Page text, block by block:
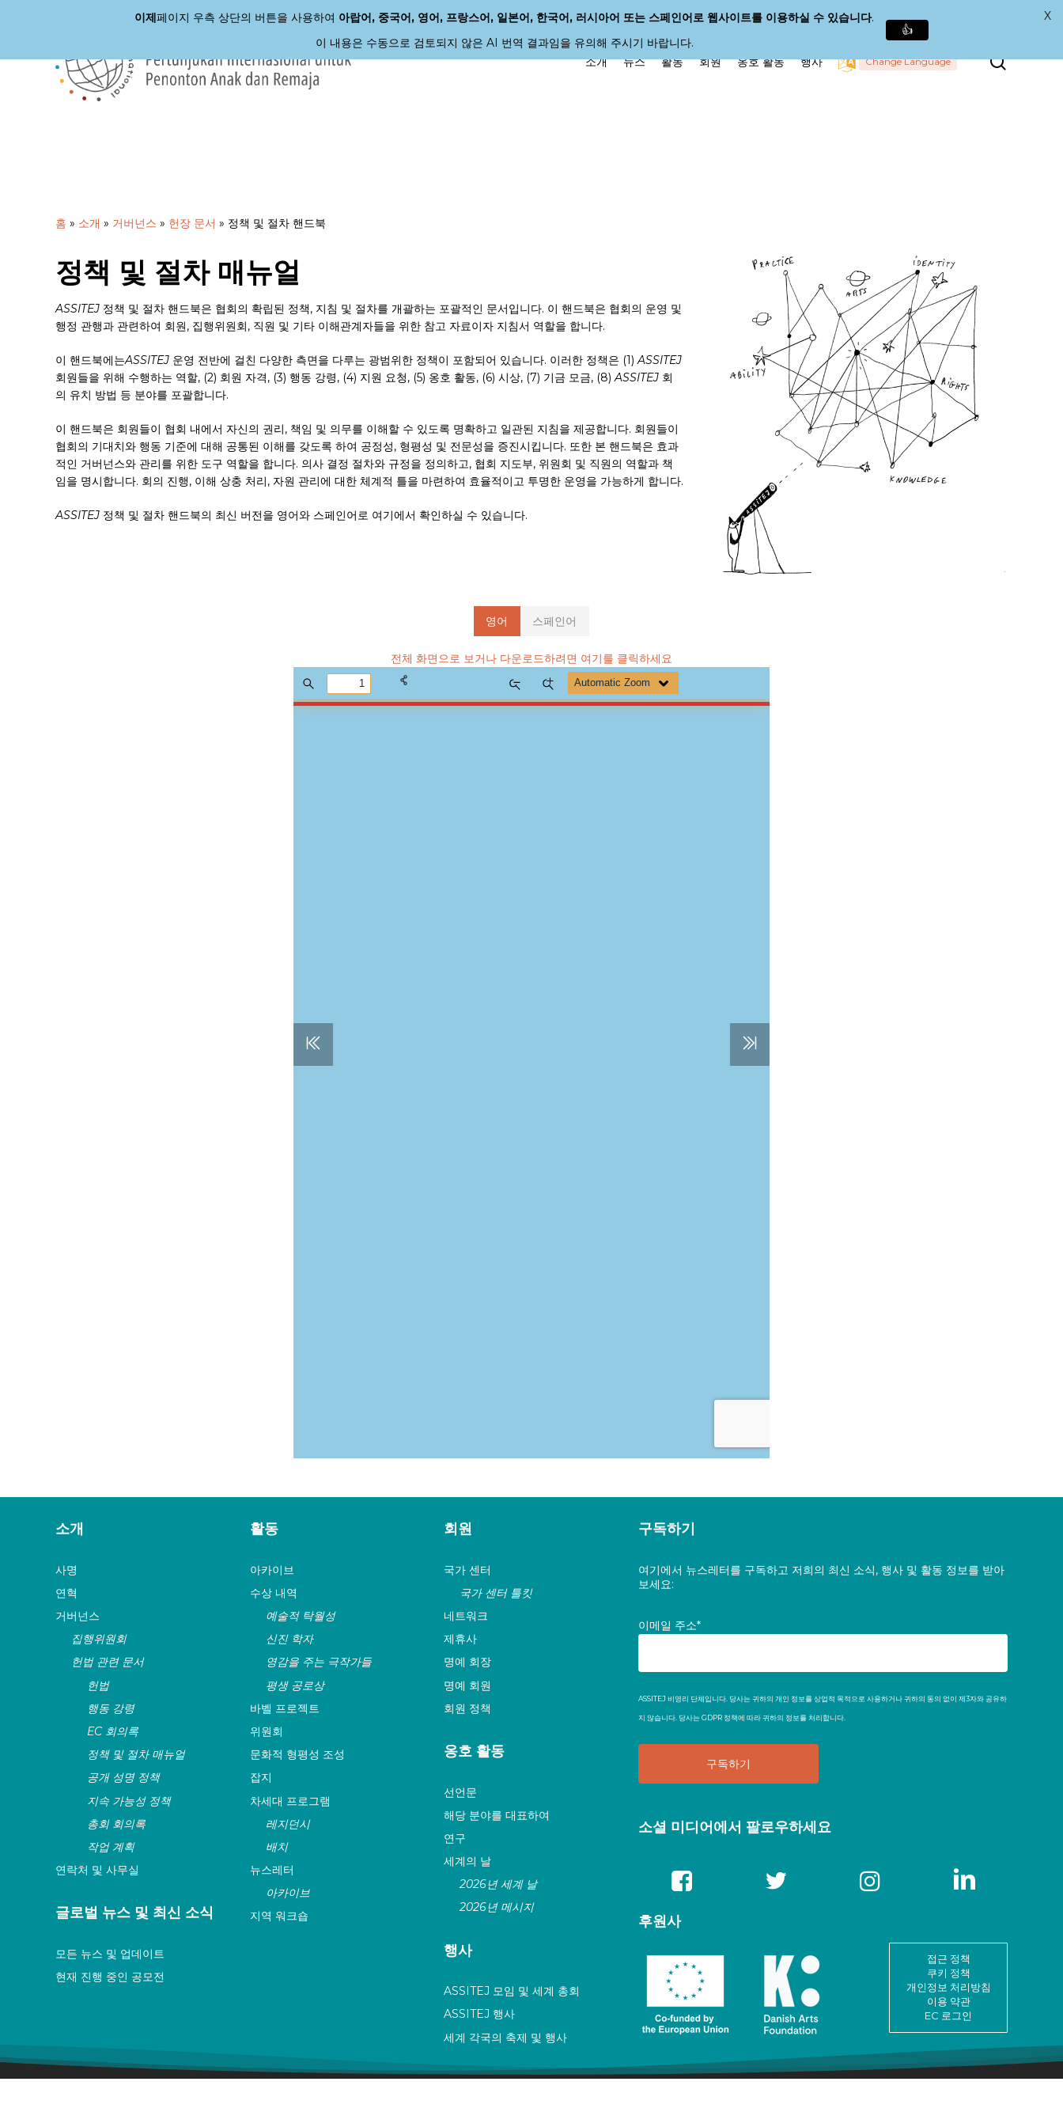
검색하려면 Enter 키를, 창을 닫으려면 Esc 키를 누르세요
소개 뉴스 활동 회원 옹호 활동 행사 Change Language
검
홈 » 소개 » 거버넌스 » 헌장 문서 » 정책 및 절차 핸드북
정책 및 절차 매뉴얼
ASSITEJ 정책 및 절차 핸드북은 협회의 확립된 정책, 지침 및 절차를 개괄하는 포괄적인 문서입니다. 이 핸드북은 협회의 운영 및
행정 관행과 관련하여 회원, 집행위원회, 직원 및 기타 이해관계자들을 위한 참고 자료이자 지침서 역할을 합니다.
이 핸드북에는ASSITEJ 운영 전반에 걸친 다양한 측면을 다루는 광범위한 정책이 포함되어 있습니다. 이러한 정책은 (1)ASSITEJ
회원들을 위해 수행하는 역할, (2) 회원 자격, (3) 행동 강령, (4) 지원 요청, (5) 옹호 활동, (6) 시상, (7) 기금 모금, (8)ASSITEJ 회
의 유치 방법 등 분야를 포괄합니다.
이 핸드북은 회원들이 협회 내에서 자신의 권리, 책임 및 의무를 이해할 수 있도록 명확하고 일관된 지침을 제공합니다. 회원들이
협회의 기대치와 행동 기준에 대해 공통된 이해를 갖도록 하여 공정성, 형평성 및 전문성을 증진시킵니다. 또한 본 핸드북은 효과
적인 거버넌스와 관리를 위한 도구 역할을 합니다. 의사 결정 절차와 규정을 정의하고, 협회 지도부, 위원회 및 직원의 역할과 책
임을 명시합니다. 회의 진행, 이해 상충 처리, 자원 관리에 대한 체계적 틀을 마련하여 효율적이고 투명한 운영을 가능하게 합니다.
ASSITEJ 정책 및 절차 핸드북의 최신 버전을 영어와 스페인어로 여기에서 확인하실 수 있습니다.
영어 스페인어
전체 화면으로 보거나 다운로드하려면 여기를 클릭하세요
소개
사명
연혁
거버넌스
집행위원회
헌법 관련 문서
헌법
행동 강령
EC 회의록
정책 및 절차 매뉴얼
공개 성명 정책
지속 가능성 정책
총회 회의록
작업 계획
연락처 및 사무실
글로벌 뉴스 및 최신 소식
모든 뉴스 및 업데이트
현재 진행 중인 공모전
활동
아카이브
수상 내역
예술적 탁월성
신진 학자
영감을 주는 극작가들
평생 공로상
바벨 프로젝트
위원회
문화적 형평성 조성
잡지
차세대 프로그램
레지던시
배치
뉴스레터
아카이브
지역 워크숍
회원
국가 센터
국가 센터 툴킷
네트워크
제휴사
명예 회장
명예 회원
회원 정책
옹호 활동
선언문
해당 분야를 대표하여
연구
세계의 날
2026년 세계 날
2026년 메시지
행사
ASSITEJ 모임 및 세계 총회
ASSITEJ 행사
세계 각국의 축제 및 행사
구독하기
여기에서 뉴스레터를 구독하고 저희의 최신 소식, 행사 및 활동 정보를 받아
보세요:
이메일 주소*
ASSITEJ 비영리 단체입니다. 당사는 귀하의 개인 정보를 상업적 목적으로 사용하거나 귀하의 동의 없이 제3자와 공유하
지 않습니다. 당사는 GDPR 정책에 따라 귀하의 정보를 처리합니다.
소셜 미디어에서 팔로우하세요
후원사
접근 정책
쿠키 정책
개인정보 처리방침
이용 약관
EC 로그인
이제페이지 우측 상단의 버튼을 사용하여 아랍어, 중국어, 영어, 프랑스어, 일본어, 한국어, 러시아어 또는 스페인어로 웹사이트를 이용하실 수 있습니다.
이 내용은 수동으로 검토되지 않은 AI 번역 결과임을 유의해 주시기 바랍니다.
👍
X